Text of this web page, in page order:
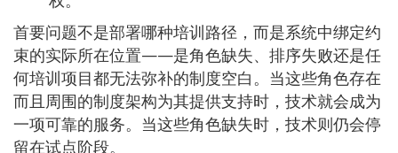
首要问题不是部署哪种培训路径，而是系统中绑定约
束的实际所在位置——是角色缺失、排序失败还是任
何培训项目都无法弥补的制度空白。当这些角色存在
而且周围的制度架构为其提供支持时，技术就会成为
一项可靠的服务。当这些角色缺失时，技术则仍会停
留在试点阶段。